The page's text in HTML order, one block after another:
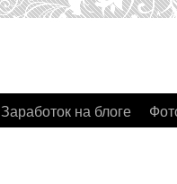
Заработок на блоге